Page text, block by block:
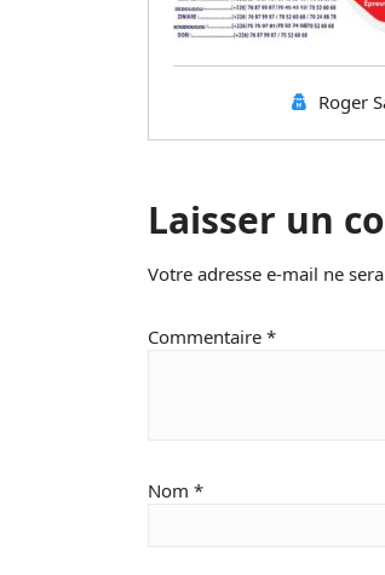
Roger
Laisser un
Votre adresse e-mail ne
Commentaire *
Nom *